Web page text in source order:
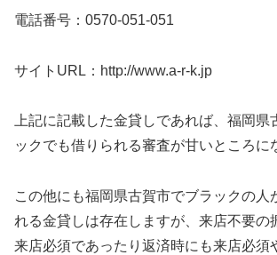
電話番号：0570-051-051
サイトURL：http://www.a-r-k.jp
上記に記載した金貸しであれば、福岡県
ックでも借りられる審査が甘いところに
この他にも福岡県古賀市でブラックの人
れる金貸しは存在しますが、来店不要の
来店必須であったり返済時にも来店必須